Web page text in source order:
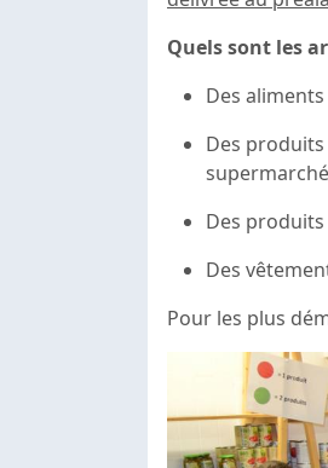
Quels sont les
Des
Des
Des
Des
Pour les plus